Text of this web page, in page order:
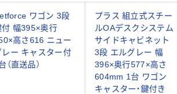
ワゴン 3段
付 幅395×奥行
高さ616 ニュー
レー キャスター付
（直送品）
プラス 組立式スチー
ルOAデスクシステム
サイドキャビネット
3段 エルグレー 幅
396×奥行577×高さ
604mm 1台 ワゴン
キャスター・鍵付き